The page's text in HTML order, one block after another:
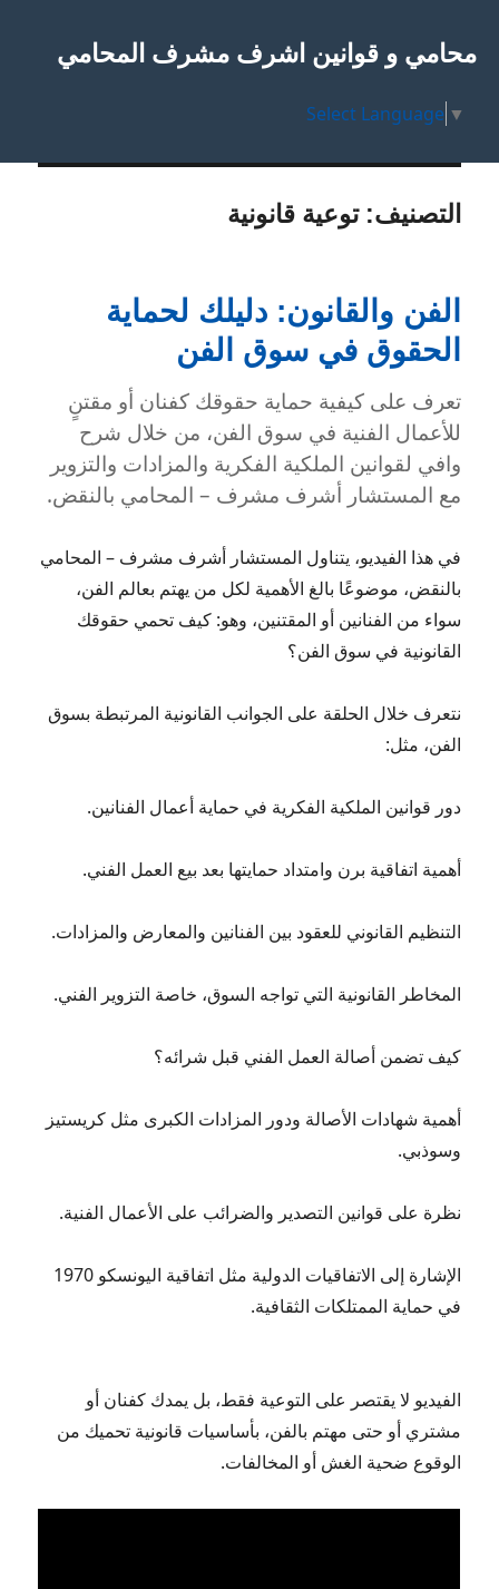
محامي و قوانين اشرف مشرف المحامي
Select Language ▼
التصنيف:توعية قانونية
الفن والقانون: دليلك لحماية
الحقوق في سوق الفن
تعرف على كيفية حماية حقوقك كفنان أو مقتنٍ
للأعمال الفنية في سوق الفن، من خلال شرح
وافي لقوانين الملكية الفكرية والمزادات والتزوير
مع المستشار أشرف مشرف – المحامي بالنقض.
في هذا الفيديو، يتناول المستشار أشرف مشرف – المحامي
بالنقض، موضوعًا بالغ الأهمية لكل من يهتم بعالم الفن،
سواء من الفنانين أو المقتنين، وهو: كيف تحمي حقوقك
القانونية في سوق الفن؟
نتعرف خلال الحلقة على الجوانب القانونية المرتبطة بسوق
الفن، مثل:
دور قوانين الملكية الفكرية في حماية أعمال الفنانين.
أهمية اتفاقية برن وامتداد حمايتها بعد بيع العمل الفني.
التنظيم القانوني للعقود بين الفنانين والمعارض والمزادات.
المخاطر القانونية التي تواجه السوق، خاصة التزوير الفني.
كيف تضمن أصالة العمل الفني قبل شرائه؟
أهمية شهادات الأصالة ودور المزادات الكبرى مثل كريستيز
وسوذبي.
نظرة على قوانين التصدير والضرائب على الأعمال الفنية.
الإشارة إلى الاتفاقيات الدولية مثل اتفاقية اليونسكو 1970
في حماية الممتلكات الثقافية.
الفيديو لا يقتصر على التوعية فقط، بل يمدك كفنان أو
مشتري أو حتى مهتم بالفن، بأساسيات قانونية تحميك من
الوقوع ضحية الغش أو المخالفات.